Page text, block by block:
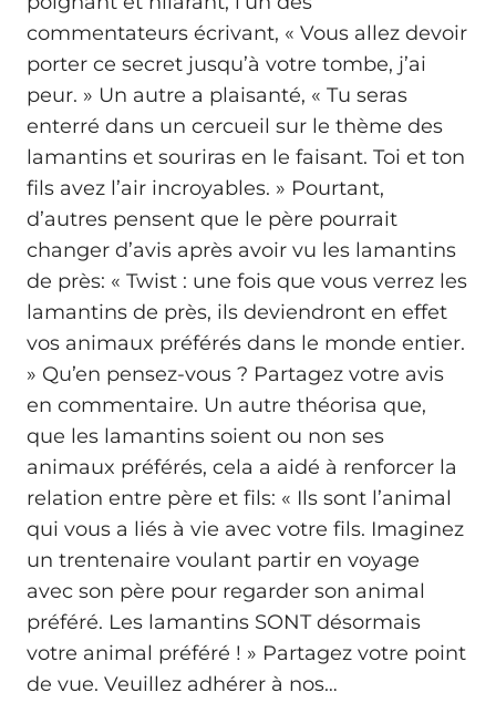
commentateurs écrivant, « Vous allez devoir
porter ce secret jusqu’à votre tombe, j’ai
peur. » Un autre a plaisanté, « Tu seras
enterré dans un cercueil sur le thème des
lamantins et souriras en le faisant. Toi et ton
fils avez l’air incroyables. » Pourtant,
d’autres pensent que le père pourrait
changer d’avis après avoir vu les lamantins
de près: « Twist : une fois que vous verrez les
lamantins de près, ils deviendront en effet
vos animaux préférés dans le monde entier.
» Qu’en pensez-vous ? Partagez votre avis
en commentaire. Un autre théorisa que,
que les lamantins soient ou non ses
animaux préférés, cela a aidé à renforcer la
relation entre père et fils: « Ils sont l’animal
qui vous a liés à vie avec votre fils. Imaginez
un trentenaire voulant partir en voyage
avec son père pour regarder son animal
préféré. Les lamantins SONT désormais
votre animal préféré ! » Partagez votre point
de vue. Veuillez adhérer à nos…